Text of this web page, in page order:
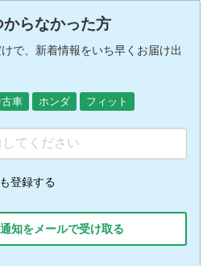
らなかった方
で、新着情報をいち早くお届け出
車 ホンダ フィット
登録する
知をメールで受け取る